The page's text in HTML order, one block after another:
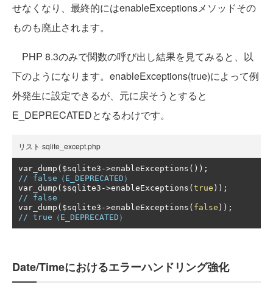
せなくなり、最終的にはenableExceptionsメソッドその
ものも廃止されます。
PHP 8.3のみで関数の呼び出し結果を見てみると、以
下のようになります。enableExceptions(true)によって例
外発生に設定できるが、元に戻そうとすると
E_DEPRECATEDとなるわけです。
リスト sqlite_except.php
var_dump ( $sqlite3 ->enableExceptions ());
// false（E_DEPRECATED）
var_dump ( $sqlite3 ->enableExceptions ( true ));
// false
var_dump ( $sqlite3 ->enableExceptions ( false ));
// true（E_DEPRECATED）
Date/Timeにおけるエラーハンドリング強化